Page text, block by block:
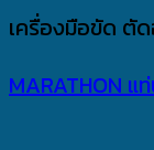
เครื่องมือขัด ตั
MARATHON แ